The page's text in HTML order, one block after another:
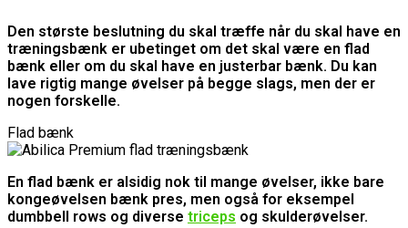
Den største beslutning du skal træffe når du skal have en
træningsbænk er ubetinget om det skal være en flad
bænk eller om du skal have en justerbar bænk. Du kan
lave rigtig mange øvelser på begge slags, men der er
nogen forskelle.
Flad bænk
En flad bænk er alsidig nok til mange øvelser, ikke bare
kongeøvelsen bænk pres, men også for eksempel
dumbbell rows og diverse triceps og skulderøvelser.